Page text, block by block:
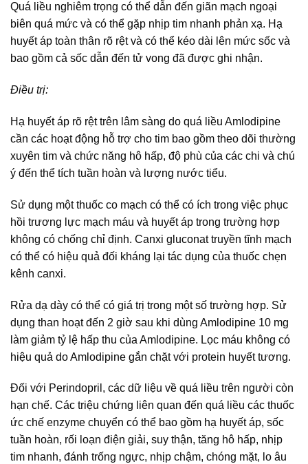
Quá liều nghiêm trọng có thể dẫn đến giãn mạch ngoại
biên quá mức và có thể gặp nhịp tim nhanh phản xạ. Hạ
huyết áp toàn thân rõ rệt và có thể kéo dài lên mức sốc và
bao gồm cả sốc dẫn đến tử vong đã được ghi nhận.
Điều trị:
Hạ huyết áp rõ rệt trên lâm sàng do quá liều Amlodipine
cần các hoạt động hỗ trợ cho tim bao gồm theo dõi thường
xuyên tim và chức năng hô hấp, độ phù của các chi và chú
ý đến thể tích tuần hoàn và lượng nước tiểu.
Sử dụng một thuốc co mạch có thể có ích trong việc phục
hồi trương lực mạch máu và huyết áp trong trường hợp
không có chống chỉ định. Canxi gluconat truyền tĩnh mạch
có thể có hiệu quả đối kháng lại tác dụng của thuốc chẹn
kênh canxi.
Rửa dạ dày có thể có giá trị trong một số trường hợp. Sử
dụng than hoạt đến 2 giờ sau khi dùng Amlodipine 10 mg
làm giảm tỷ lệ hấp thu của Amlodipine. Lọc máu không có
hiệu quả do Amlodipine gắn chặt với protein huyết tương.
Đối với Perindopril, các dữ liệu về quá liều trên người còn
hạn chế. Các triệu chứng liên quan đến quá liều các thuốc
ức chế enzyme chuyển có thể bao gồm hạ huyết áp, sốc
tuần hoàn, rối loạn điện giải, suy thận, tăng hô hấp, nhịp
tim nhanh, đánh trống ngực, nhịp chậm, chóng mặt, lo âu